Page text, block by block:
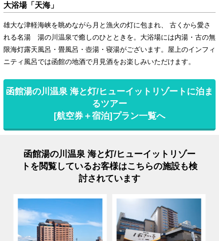
大浴場「天海」
雄大な津軽海峡を眺めながら月と漁火の灯に包まれ、 古くから愛さ
れる名湯 湯の川温泉で癒しのひとときを。大浴場には内湯・古の無
限海灯露天風呂・畳風呂・壺湯・寝湯がございます。屋上のインフィ
ニティ風呂では函館の地酒で月見酒をお楽しみいただけます。
函館湯の川温泉 海と灯/ヒューイットリゾートに泊ま
るツアー
[航空券＋宿泊]プラン一覧へ
函館湯の川温泉 海と灯/ヒューイットリゾー
トを閲覧しているお客様はこちらの施設も検
討されています